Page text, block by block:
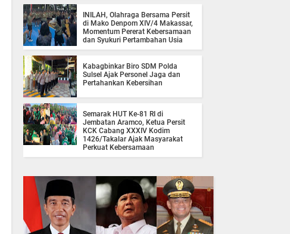
INILAH, Olahraga Bersama Persit
di Mako Denpom XIV/4 Makassar,
Momentum Pererat Kebersamaan
dan Syukuri Pertambahan Usia
Kabagbinkar Biro SDM Polda
Sulsel Ajak Personel Jaga dan
Pertahankan Kebersihan
Semarak HUT Ke-81 RI di
Jembatan Aramco, Ketua Persit
KCK Cabang XXXIV Kodim
1426/Takalar Ajak Masyarakat
Perkuat Kebersamaan